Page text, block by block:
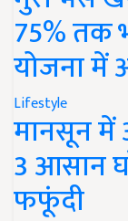
75% तक
योजना में
Lifestyle
मानसून में
3 आसान
फफूंदी